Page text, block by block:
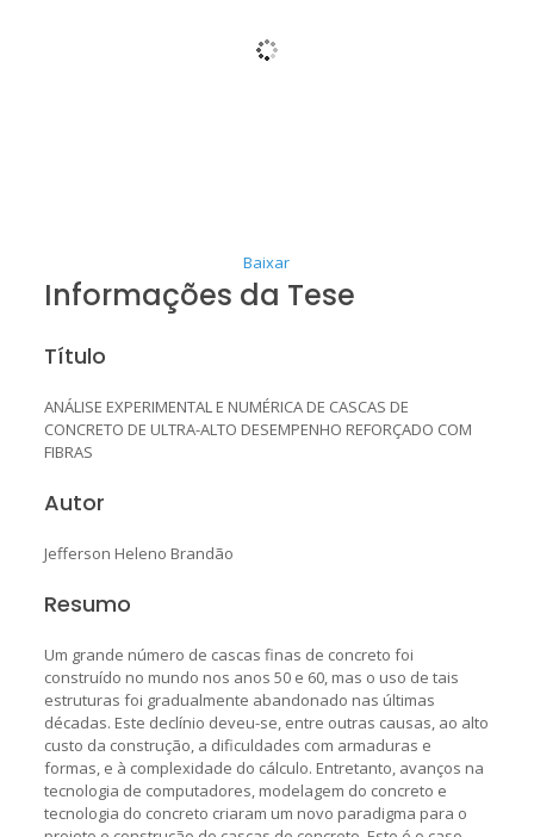
Baixar
Informações da Tese
Título
ANÁLISE EXPERIMENTAL E NUMÉRICA DE CASCAS DE
CONCRETO DE ULTRA-ALTO DESEMPENHO REFORÇADO COM
FIBRAS
Autor
Jefferson Heleno Brandão
Resumo
Um grande número de cascas finas de concreto foi
construído no mundo nos anos 50 e 60, mas o uso de tais
estruturas foi gradualmente abandonado nas últimas
décadas. Este declínio deveu-se, entre outras causas, ao alto
custo da construção, a dificuldades com armaduras e
formas, e à complexidade do cálculo. Entretanto, avanços na
tecnologia de computadores, modelagem do concreto e
tecnologia do concreto criaram um novo paradigma para o